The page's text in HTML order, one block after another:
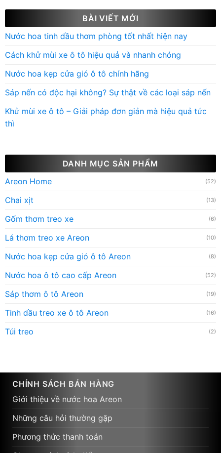
BÀI VIẾT MỚI
Nước hoa tinh dầu thơm phòng tốt nhất hiện nay
Cách khử mùi xe ô tô hiệu quả và nhanh chóng
Nước hoa kẹp cửa gió ô tô chính hãng
Sáp nến có độc hại không? Sự thật về các loại sáp nến
Khử mùi xe ô tô – Giải pháp đơn giản mà hiệu quả tức
thì
DANH MỤC SẢN PHẨM
Areon Home
(52)
Chai xịt (13)
Gốm thơm treo xe (6)
Lá thơm treo xe Areon (10)
Nước hoa kẹp cửa gió ô tô Areon (8)
Nước hoa ô tô cao cấp Areon (52)
Sáp thơm ô tô Areon (19)
Tinh dầu treo xe ô tô Areon (16)
Túi treo (2)
CHÍNH SÁCH BÁN HÀNG
Giới thiệu về nước hoa Areon
Những câu hỏi thường gặp
Phương thức thanh toán